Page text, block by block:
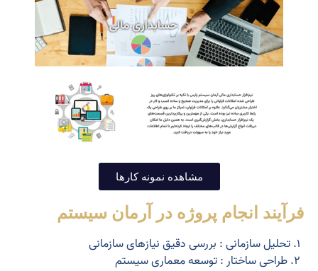
مشاهده نمونه کارها
فرآیند انجام پروژه در آرمان سیستم
۱. تحلیل سازمانی : بررسی دقیق نیازهای سازمانی
۲. طراحی ساختار : توسعه معماری سیستم